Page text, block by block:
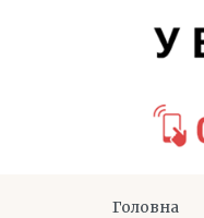
Головна